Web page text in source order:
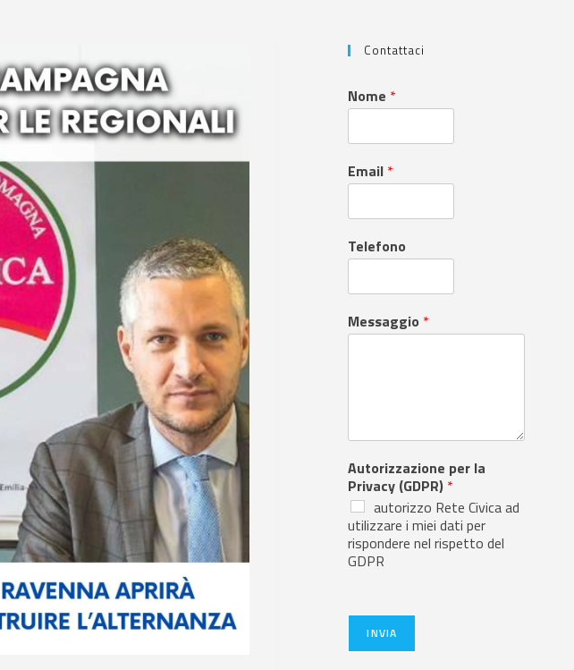
Contattaci
Nome *
Email *
Telefono
Messaggio *
Autorizzazione per la
Privacy (GDPR) *
autorizzo Rete Civica ad
utilizzare i miei dati per
rispondere nel rispetto del
GDPR
INVIA